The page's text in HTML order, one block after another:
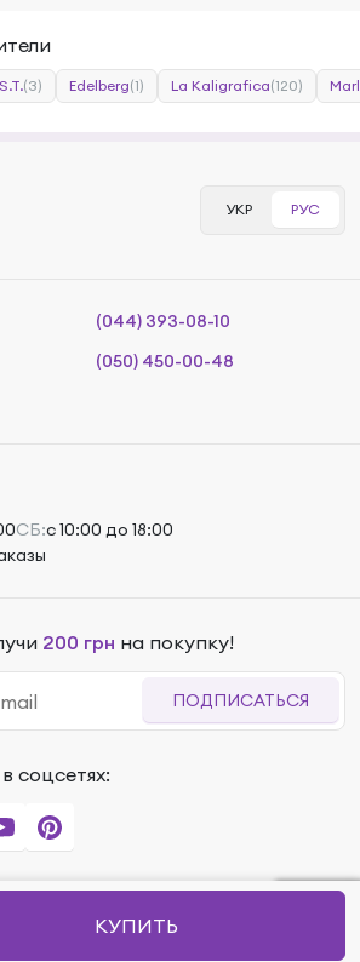
(3) Edelberg(1) La Kaligrafica(120)
КУПИТЬ
УКР РУС
(044) 393-08-10
(050) 450-00-48
СБ:с 10:00 до 18:00
200 грн на покупку!
ПОДПИСАТЬСЯ
соцсетях: